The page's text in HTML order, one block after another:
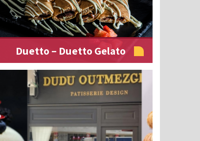
Duetto – Duetto Gelato